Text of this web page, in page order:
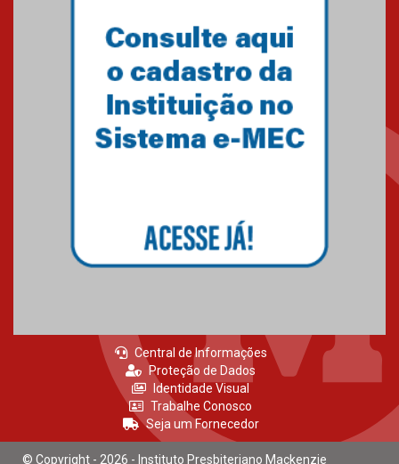
Primeiro culto do ano ressalta o
27.02.2026
Central de Informações
Proteção de Dados
Identidade Visual
Trabalhe Conosco
Seja um Fornecedor
© Copyright - 2026 - Instituto Presbiteriano Mackenzie